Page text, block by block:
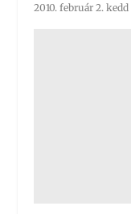
2010. február 2. kedd